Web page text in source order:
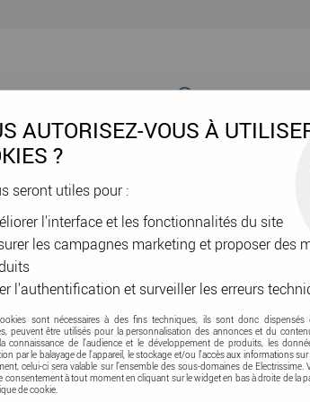
& GAINES DOMOTIQUE & VE SÉCURITÉ &
AUTORISEZ-VOUS À
?
seront utiles pour :
l'interface et les fonctionnalités du site
les campagnes marketing et proposer des
l'authentification et surveiller les erreurs
sont nécessaires à des fins techniques, ils sont donc dispensés
peuvent être utilisés pour la personnalisation des annonces et du
connaissance de l'audience et le développement de produits, les
par le balayage de l'appareil, le stockage et/ou l'accès aux informations
celui-ci sera valable sur l’ensemble des sous-domaines de
consentement à tout moment en cliquant sur le widget en bas à droite de la
de cookie.